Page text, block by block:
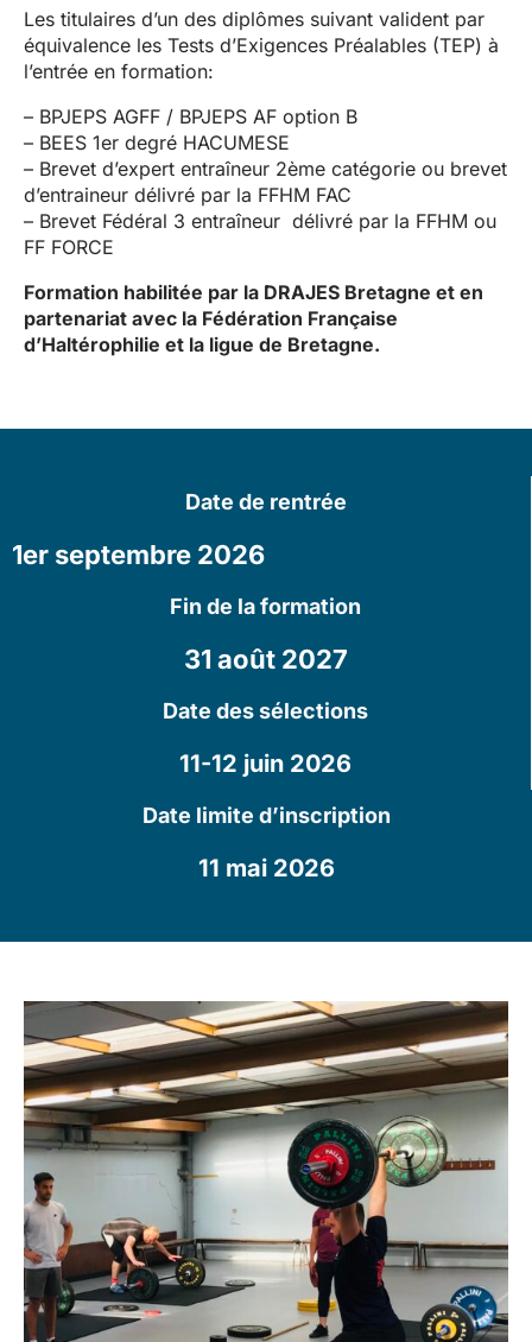
Les titulaires d’un des diplômes suivant valident par
équivalence les Tests d’Exigences Préalables (TEP) à
l’entrée en formation:
– BPJEPS AGFF / BPJEPS AF option B
– BEES 1er degré HACUMESE
– Brevet d’expert entraîneur 2ème catégorie ou brevet
d’entraineur délivré par la FFHM FAC
– Brevet Fédéral 3 entraîneur délivré par la FFHM ou
FF FORCE
Formation habilitée par la DRAJES Bretagne et en
partenariat avec la Fédération Française
d’Haltérophilie et la ligue de Bretagne.
Date de rentrée
1er septembre 2026
Fin de la formation
31 août 2027
Date des sélections
11-12 juin 2026
Date limite d’inscription
11 mai 2026